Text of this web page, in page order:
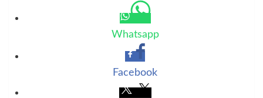
Whatsapp
Facebook